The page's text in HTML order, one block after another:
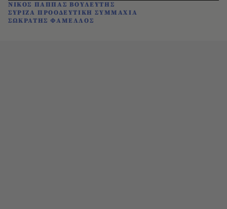
ΝΙΚΟΣ ΠΑΠΠΑΣ ΒΟΥΛΕΥΤΗΣ
ΣΥΡΙΖΑ ΠΡΟΟΔΕΥΤΙΚΗ ΣΥΜΜΑΧΙΑ
ΣΩΚΡΑΤΗΣ ΦΑΜΕΛΛΟΣ